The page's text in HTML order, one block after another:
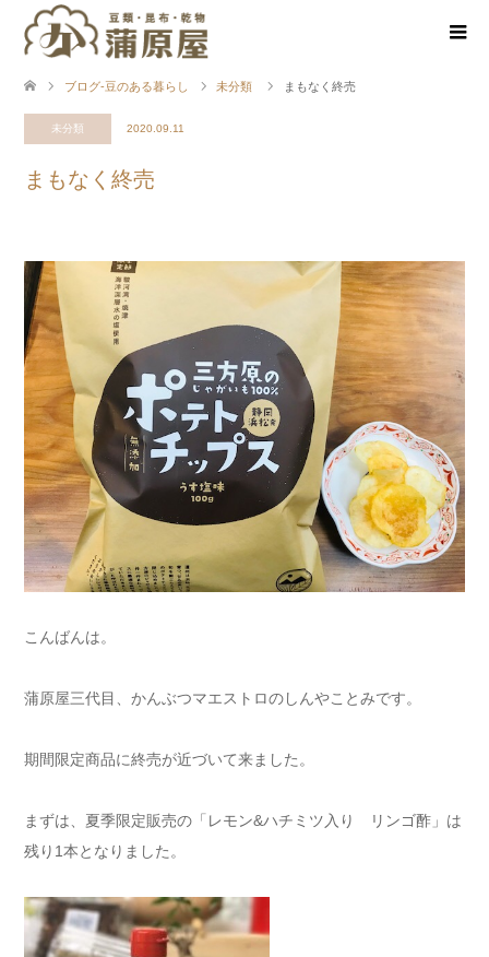
ブログ-豆のある暮らし 未分類 まもなく終売
未分類 2020.09.11
まもなく終売
こんばんは。
蒲原屋三代目、かんぶつマエストロのしんやことみです。
期間限定商品に終売が近づいて来ました。
まずは、夏季限定販売の「レモン&ハチミツ入り リンゴ酢」は
残り1本となりました。